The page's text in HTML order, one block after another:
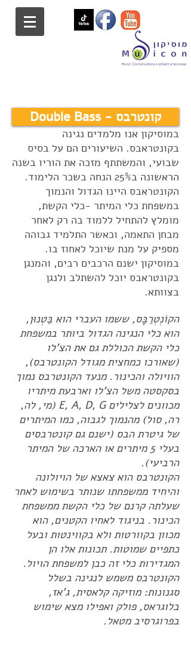
Double Bass - קונטרבס
במוסיקון אנו מלמדים נגינה
בקונטראבס. השיעורים הם על בסיס
שבועי, והמשתתף מזכה את הוריו בשנה
הראשונה ב25% הנחה בשכר הלימוד.
הקונטראבס היינו הגדול והנמוך
במשפחת כלי המיתר -כלי הקשת,
מומלץ להתחיל ללמוד בה רק לאחר
מבחן התאמה, וכאשר התלמיד גבוהה
מספיק על מנת שיוכל לאחוז בו.
במוסיקון ישנם הרכבים רבים, והמנגן
בקונטראבס יוכל להשתלב ולנגן
בצוותא.
הקוֹנְטְרַבָּס, ששמו העברי הוא בַּטְנוּן,
הוא כלי הנגינה הגדול ביותר במשפחת
כלי הקשת הכוללת גם את הצ'לו
(שאורכו כמחצית מגודל הקונטרבס),
הוויולה והכינור. מנעד הקונטרבס נמוך
בסקסטה משל הצ'לו וארבעת מיתריו
מכוונים לצלילים E, A, D, G (מי, לה,
רה, סול) מהנמוך לגבוה, כמו המיתרים
של גיטרת הבס (ישנם גם קונטרבסים
בעלי 5 מיתרים או הארכה של המיתר
הרביעי).
הקונטרבס הוא צאצא של הויולונה
והיחיד ממשפחתו שנותר בשימוש לאחר
שעלתה קרנם של כלי הקשת ממשפחת
הכינור. בניגוד לאחיו הקטנים, הוא
מכוון בקוורטות ולא בקווינטות ובעל
כתפיים שמוטות. תכונות אלו הן
המגדירות כלי זה כבן למשפחת הויול.
הקונטרבס משמש לנגינה בשלל
סגנונות: מוזיקה קלאסית, ג'אז,
בלוגראס, פולק ואפילו מצא שימוש
בפרוגרסיב מטאל.